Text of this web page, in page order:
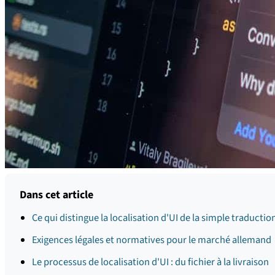
Dans cet article
Ce qui distingue la localisation d'UI de la simple
Exigences légales et normatives pour le marché allemand
Le processus de localisation d'UI : du fichier à la livraison